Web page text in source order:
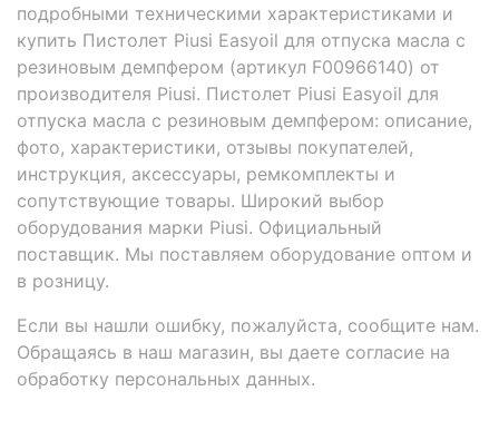
подробными техническими характеристиками и
купить Пистолет Piusi Easyoil для отпуска масла с
резиновым демпфером (артикул F00966140) от
производителя Piusi. Пистолет Piusi Easyoil для
отпуска масла с резиновым демпфером: описание,
фото, характеристики, отзывы покупателей,
инструкция, аксессуары, ремкомплекты и
сопутствующие товары. Широкий выбор
оборудования марки Piusi. Официальный
поставщик. Мы поставляем оборудование оптом и
в розницу.
Если вы нашли ошибку, пожалуйста, сообщите нам.
Обращаясь в наш магазин, вы даете согласие на
обработку персональных данных.